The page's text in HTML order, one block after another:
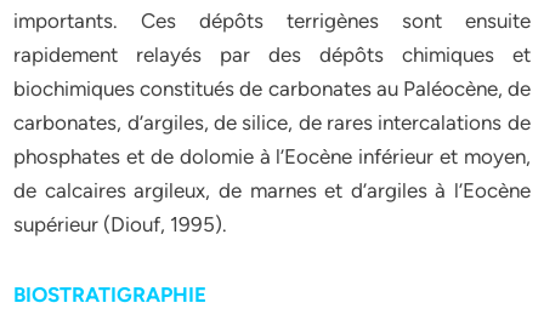
importants. Ces dépôts terrigènes sont ensuite
rapidement relayés par des dépôts chimiques et
biochimiques constitués de carbonates au Paléocène, de
carbonates, d’argiles, de silice, de rares intercalations de
phosphates et de dolomie à l’Eocène inférieur et moyen,
de calcaires argileux, de marnes et d’argiles à l’Eocène
supérieur (Diouf, 1995).
BIOSTRATIGRAPHIE